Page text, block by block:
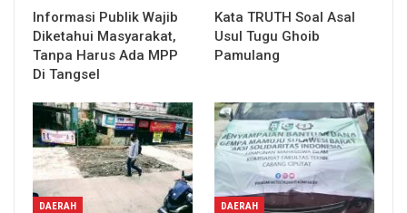
Informasi Publik Wajib
Diketahui Masyarakat,
Tanpa Harus Ada MPP
Di Tangsel
Kata TRUTH Soal Asal
Usul Tugu Ghoib
Pamulang
DAERAH DAERAH